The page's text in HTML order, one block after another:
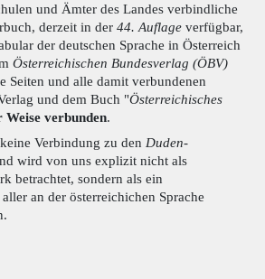
und Ämter des Landes verbindliche
derzeit in der 44. Auflage verfügbar,
der deutschen Sprache in Österreich
Österreichischen Bundesverlag (ÖBV)
Seiten und alle damit verbundenen
und dem Buch "Österreichisches
Weise verbunden.
Verbindung zu den Duden-
wird von uns explizit nicht als
betrachtet, sondern als ein
aller an der österreichichen Sprache